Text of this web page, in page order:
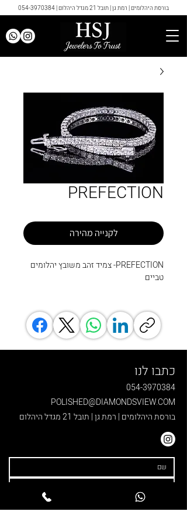
בורסת היהלומים | רמת גן | תובל 21 מגדל היהלום | 054-3970384
PREFECTION
לקנייה מהירה
PREFECTION- צמיד זהב משובץ יהלומים
טביים
כתבו לנו
054-3970384
POLISHED@DIAMONDSVIEW.COM
בורסת היהלומים | רמת גן | תובל 21 מגדל היהלום